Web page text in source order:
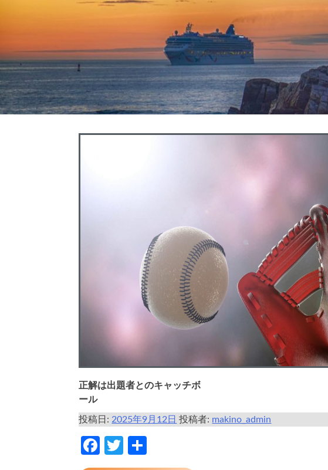
正解は出題者とのキャッチボ
ール
投稿日:2025年9月12日 投稿者: makino_admin
Facebook
Twitter
有